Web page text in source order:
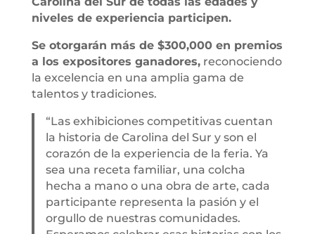
niveles de experiencia participen.
Se otorgarán más de $300,000 en premios
a los expositores ganadores,reconociendo
la excelencia en una amplia gama de
talentos y tradiciones.
“Las exhibiciones competitivas cuentan
la historia de Carolina del Sur y son el
corazón de la experiencia de la feria. Ya
sea una receta familiar, una colcha
hecha a mano o una obra de arte, cada
participante representa la pasión y el
orgullo de nuestras comunidades.